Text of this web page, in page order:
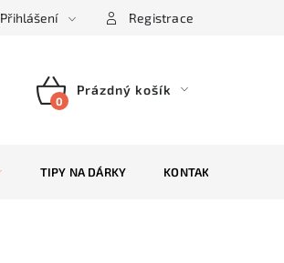
Přihlášení Registrace
NÁKUPNÍ
Prázdný košík
TIPY NA DÁRKY KONTAKTY